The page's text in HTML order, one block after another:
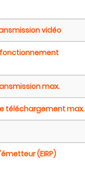
vidéo
max.
téléchargement max.
(EIRP)